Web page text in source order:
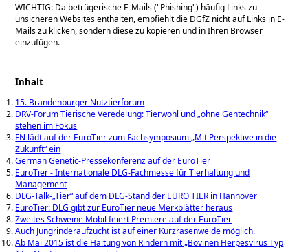
WICHTIG: Da betrügerische E-Mails ( Phishing ) häufig Links zu
unsicheren Websites enthalten, empfiehlt die DGfZ nicht auf Links in E-
Mails zu klicken, sondern diese zu kopieren und in Ihren Browser
einzufügen.
Inhalt
15. Brandenburger Nutztierforum
DRV-Forum Tierische Veredelung: Tierwohl und „ohne Gentechnik“
stehen im Fokus
FN lädt auf der EuroTier zum Fachsymposium „Mit Perspektive in die
Zukunft“ ein
German Genetic-Pressekonferenz auf der EuroTier
EuroTier - Internationale DLG-Fachmesse für Tierhaltung und
Management
DLG-Talk-„Tier“ auf dem DLG-Stand der EURO TIER in Hannover
EuroTier: DLG gibt zur EuroTier neue Merkblätter heraus
Zweites Schweine Mobil feiert Premiere auf der EuroTier
Auch Jungrinderaufzucht ist auf einer Kurzrasenweide möglich.
Ab Mai 2015 ist die Haltung von Rindern mit „Bovinen Herpesvirus Typ